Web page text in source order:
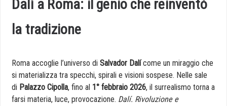
Dalí a Roma: il genio che reinventò
la tradizione
Roma accoglie l’universo di Salvador Dalícome un miraggio che
si materializza tra specchi, spirali e visioni sospese. Nelle sale
di Palazzo Cipolla, fino al 1° febbraio 2026, il surrealismo torna a
farsi materia, luce, provocazione. Dalí. Rivoluzione e